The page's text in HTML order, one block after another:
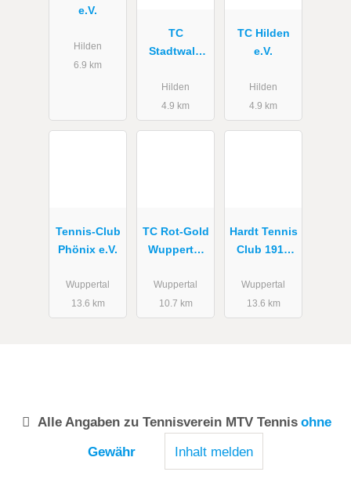
e.V.
Hilden
6.9 km
TC
Stadtwald
Hilden
4.9 km
TC Hilden
e.V.
Hilden
4.9 km
Tennis-Club
Phönix e.V.
Wuppertal
13.6 km
TC Rot-Gold
Wuppertal
Wuppertal
10.7 km
Hardt Tennis
Club 1911
Wuppertal
Wuppertal
13.6 km
Alle Angaben zu Tennisverein MTV Tennis ohne
Gewähr
Inhalt melden